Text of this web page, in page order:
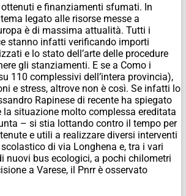
e finanziamenti sfumati. In
legato alle risorse messe a
è di massima attualità. Tutti i
stanno infatti verificando importi
e lo stato dell’arte delle procedure
gli stanziamenti. E se a Como i
110 complessivi dell’intera provincia),
e stress, altrove non è così. Se infatti lo
Rapinese di recente ha spiegato
situazione molto complessa ereditata
– si stia lottando contro il tempo per
e utili a realizzare diversi interventi
di via Longhena e, tra i vari
nuovi bus ecologici, a pochi chilometri
a Varese, il Pnrr è osservato